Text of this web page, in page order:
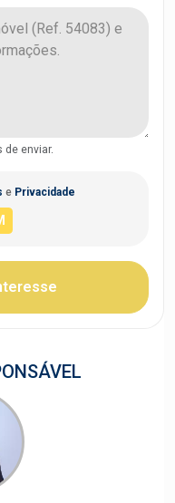
enviar.
e Privacidade